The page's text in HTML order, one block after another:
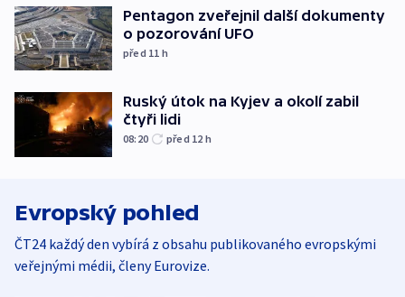
Pentagon zveřejnil další dokumenty
o pozorování UFO
před 11 h
Ruský útok na Kyjev a okolí zabil
čtyři lidi
08:20 před 12 h
Evropský pohled
ČT24 každý den vybírá z obsahu publikovaného evropskými
veřejnými médii, členy Eurovize.